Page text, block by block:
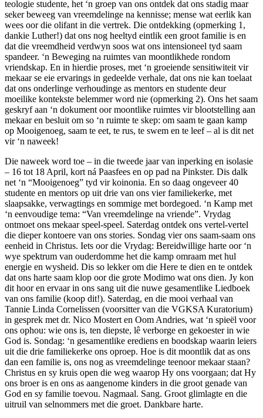
teologie studente, het ‘n groep van ons ontdek dat ons stadig maar
seker beweeg van vreemdelinge na kennisse; mense wat eerlik kan
wees oor die olifant in die vertrek. Die ontdekking (opmerking 1,
dankie Luther!) dat ons nog heeltyd eintlik een groot familie is en
dat die vreemdheid verdwyn soos wat ons intensioneel tyd saam
spandeer. ‘n Beweging na ruimtes van moontlikhede rondom
vriendskap. En in hierdie proses, met ‘n groeiende sensitiwiteit vir
mekaar se eie ervarings in gedeelde verhale, dat ons nie kan toelaat
dat ons onderlinge verhoudinge as mentors en studente deur
moeilike kontekste belemmer word nie (opmerking 2). Ons het saam
geskryf aan ‘n dokument oor moontlike ruimtes vir blootstelling aan
mekaar en besluit om so ‘n ruimte te skep: om saam te gaan kamp
op Mooigenoeg, saam te eet, te rus, te swem en te leef – al is dit net
vir ‘n naweek!
Die naweek word toe – in die tweede jaar van inperking en isolasie
– 16 tot 18 April, kort ná Paasfees en op pad na Pinkster. Dis dalk
net ‘n “Mooigenoeg” tyd vir koinonia. En so daag ongeveer 40
studente en mentors op uit drie van ons vier familiekerke, met
slaapsakke, verwagtings en sommige met bordegoed. ‘n Kamp met
‘n eenvoudige tema: “Van vreemdelinge na vriende”. Vrydag
ontmoet ons mekaar speel-speel. Saterdag ontdek ons vertel-vertel
die dieper kontoere van ons stories. Sondag vier ons saam-saam ons
eenheid in Christus. Iets oor die Vrydag: Bereidwillige harte oor ‘n
wye spektrum van ouderdomme het die kamp omraam met hul
energie en wysheid. Dis so lekker om die Here te dien en te ontdek
dat ons harte saam klop oor die grote Modimo wat ons dien. Jy kon
dit hoor en ervaar in ons sang uit die nuwe gesamentlike Liedboek
van ons familie (koop dit!). Saterdag, en die mooi verhaal van
Tannie Linda Cornelissen (voorsitter van die VGKSA Kuratorium)
in gesprek met dr. Nico Mostert en Oom Andries, wat ‘n spieël voor
ons ophou: wie ons is, ten diepste, lê verborge en gekoester in wie
God is. Sondag: ‘n gesamentlike erediens en boodskap waarin leiers
uit die drie familiekerke ons oproep. Hoe is dit moontlik dat as ons
dan een familie is, ons nog as vreemdelinge teenoor mekaar staan?
Christus en sy kruis open die weg waarop Hy ons voorgaan; dat Hy
ons broer is en ons as aangenome kinders in die groot genade van
God en sy familie toevou. Nagmaal. Sang. Groot glimlagte en die
uitruil van selnommers met die groet. Dankbare harte.